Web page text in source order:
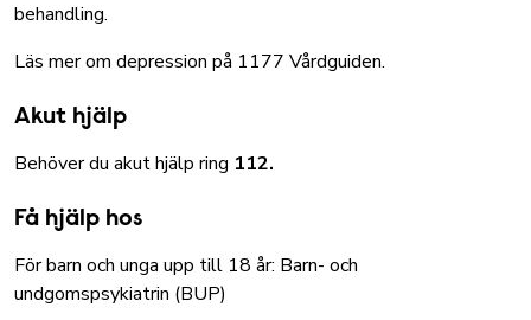
behandling.
Läs mer om depression på 1177 Vårdguiden.
Akut hjälp
Behöver du akut hjälp ring 112.
Få hjälp hos
För barn och unga upp till 18 år: Barn- och
undgomspsykiatrin (BUP)